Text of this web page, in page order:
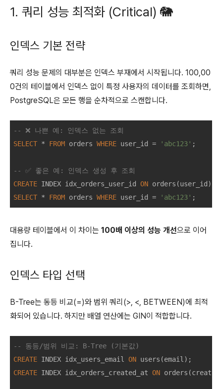
1. 쿼리 성능 최적화 (Critical) 🐘
인덱스 기본 전략
쿼리 성능 문제의 대부분은 인덱스 부재에서 시작됩니다. 100,00
0건의 테이블에서 인덱스 없이 특정 사용자의 데이터를 조회하면,
PostgreSQL은 모든 행을 순차적으로 스캔합니다.
-- ❌ 나쁜 예: 인덱스 없는 조회
SELECT * FROM orders WHERE user_id = 'abc123' ;
-- ✅ 좋은 예: 인덱스 생성 후 조회
CREATE INDEX idx_orders_user_id ON
SELECT * FROM orders WHERE user_id = 'abc123'
대용량 테이블에서 이 차이는 100배 이상의 성능 개선으로 이어
집니다.
인덱스 타입 선택
B-Tree는 동등 비교(=)와 범위 쿼리(>, <, BETWEEN)에 최적
화되어 있습니다. 하지만 배열 연산에는 GIN이 적합합니다.
-- 동등/범위 비교: B-Tree (기본값)
CREATE INDEX idx_users_email ON
CREATE INDEX idx_orders_created_at ON